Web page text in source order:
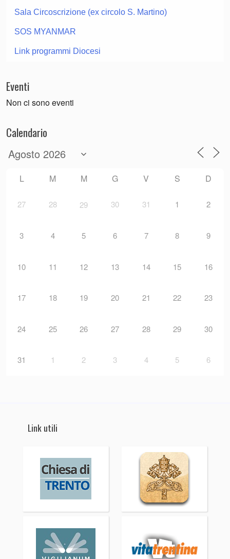
Sala Circoscrizione (ex circolo S. Martino)
SOS MYANMAR
Link programmi Diocesi
Eventi
Non ci sono eventi
Calendario
L M M G V S D
27 28 29 30 31 1 2
3 4 5 6 7 8 9
10 11 12 13 14 15 16
17 18 19 20 21 22 23
24 25 26 27 28 29 30
31 1 2 3 4 5 6
Link utili